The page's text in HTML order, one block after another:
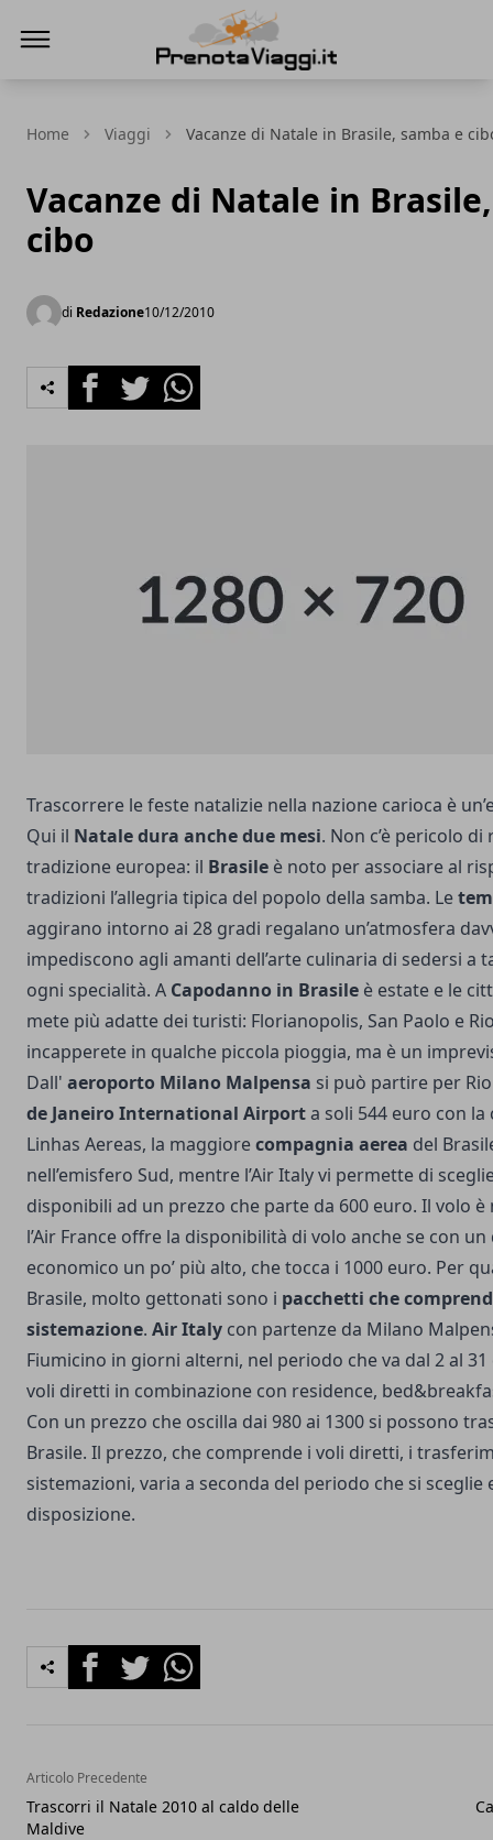
Home Viaggi Vacanze di Natale in Brasile, samba e
Vacanze di Natale in
cibo
di Redazione10/12/2010
FacebookTwitterWhatsapp
Trascorrere le feste natalizie nella nazione carioca è
Qui il Natale dura anche due mesi. Non c’è pericolo
tradizione europea: il Brasile è noto per associare al
tradizioni l’allegria tipica del popolo della samba. Le
aggirano intorno ai 28 gradi regalano un’atmosfera
impediscono agli amanti dell’arte culinaria di sedersi a
ogni specialità. A Capodanno in Brasile è estate e le
mete più adatte dei turisti: Florianopolis, San Paolo e
incapperete in qualche piccola pioggia, ma è un
Dall' aeroporto Milano Malpensa si può partire per
de Janeiro International Airporta soli 544 euro con la
Linhas Aereas, la maggiorecompagnia aerea del
nell’emisfero Sud, mentre l’Air Italy vi permette di
disponibili ad un prezzo che parte da 600 euro. Il volo
l’Air France offre la disponibilità di volo anche se con
economico un po’ più alto, che tocca i 1000 euro. Per
Brasile, molto gettonati sono i pacchetti che
sistemazione. Air Italy con partenze da Milano
Fiumicino in giorni alterni, nel periodo che va dal 2 al
voli diretti in combinazione con residence,
Con un prezzo che oscilla dai 980 ai 1300 si possono
Brasile. Il prezzo, che comprende i voli diretti, i
sistemazioni, varia a seconda del periodo che si sceglie
disposizione.
FacebookTwitterWhatsapp
Articolo Precedente
Trascorri il Natale 2010 al caldo delle
Maldive